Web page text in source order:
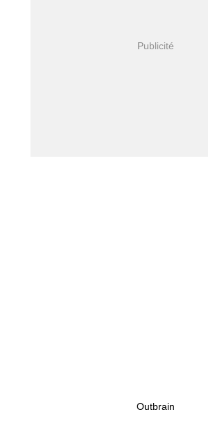
Outbrain